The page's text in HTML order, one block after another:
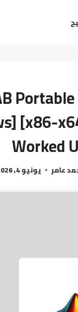
[x86-
Worked
عامر يونيو 4, 2026